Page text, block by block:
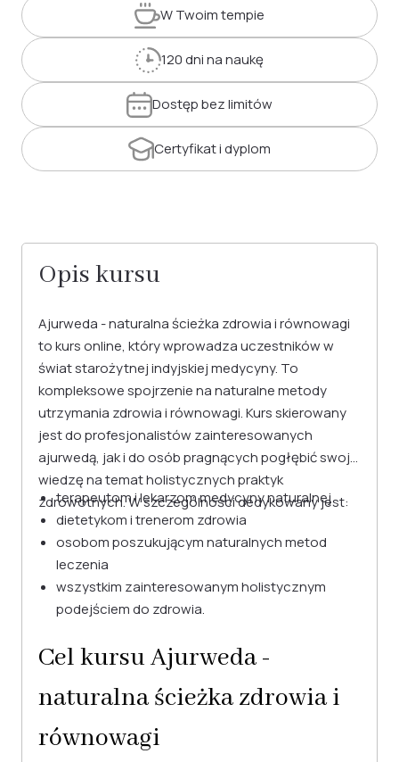
W Twoimtempie
120 dnina naukę
Dostępbez limitów
Certyfikati dyplom
Opis kursu
Ajurweda - naturalna ścieżka zdrowia i równowagi
to kurs online, który wprowadza uczestników w
świat starożytnej indyjskiej medycyny. To
kompleksowe spojrzenie na naturalne metody
utrzymania zdrowia i równowagi. Kurs skierowany
jest do profesjonalistów zainteresowanych
ajurwedą, jak i do osób pragnących pogłębić swoją
wiedzę na temat holistycznych praktyk
zdrowotnych. W szczególności dedykowany jest:
terapeutom i lekarzom medycyny naturalnej
dietetykom i trenerom zdrowia
osobom poszukującym naturalnych metod
leczenia
wszystkim zainteresowanym holistycznym
podejściem do zdrowia.
Cel kursu Ajurweda -
naturalna ścieżka zdrowia i
równowagi